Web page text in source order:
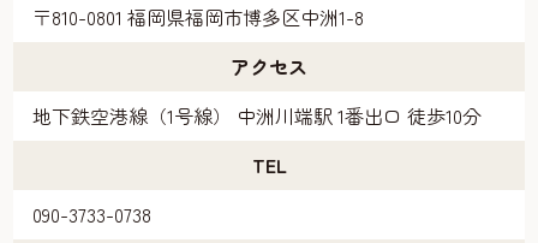
〒810-0801 福岡県福岡市博多区中洲1-8
アクセス
地下鉄空港線（1号線） 中洲川端駅 1番出口 徒歩10分
TEL
090-3733-0738